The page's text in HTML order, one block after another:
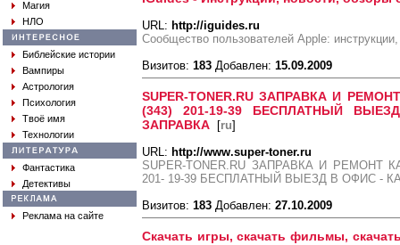
Магия
НЛО
Библейские истории
Вампиры
Астрология
Психология
Твоё имя
Технологии
Фантастика
Детективы
Реклама на сайте
URL: http://iguides.ru
Сообщество пользователей Apple:
Визитов: 183 Добавлен: 15.09.2009
SUPER-TONER.RU ЗАПРАВКА И
(343) 201-19-39 БЕСПЛАТНЫЙ
ЗАПРАВКА [ru]
URL: http://www.super-toner.ru
SUPER-TONER.RU ЗАПРАВКА И РЕМОНТ
201- 19-39 БЕСПЛАТНЫЙ ВЫЕЗД В ОФИС -
Визитов: 183 Добавлен: 27.10.2009
Скачать игры, скачать фильмы,